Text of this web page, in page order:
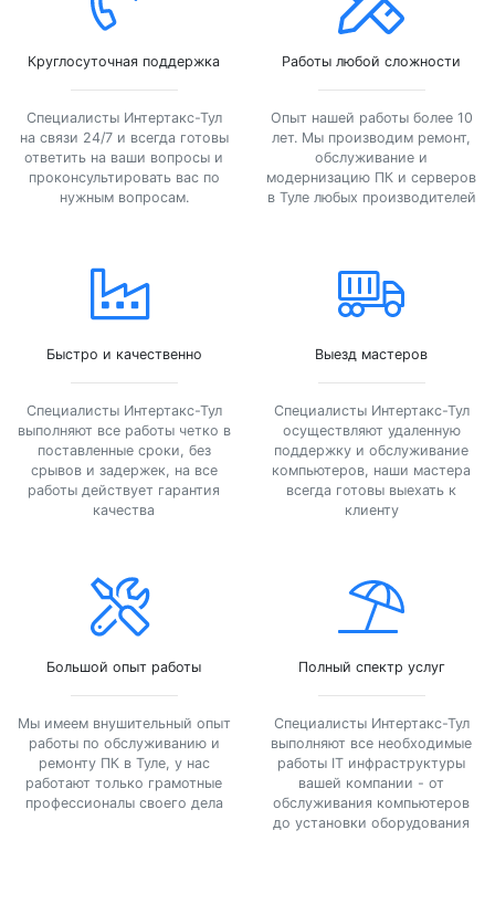
Круглосуточная поддержка
Специалисты Интертакс-Тул
на связи 24/7 и всегда готовы
ответить на ваши вопросы и
проконсультировать вас по
нужным вопросам.
Работы любой сложности
Опыт нашей работы более 10
лет. Мы производим ремонт,
обслуживание и
модернизацию ПК и серверов
в Туле любых производителей
Быстро и качественно
Специалисты Интертакс-Тул
выполняют все работы четко в
поставленные сроки, без
срывов и задержек, на все
работы действует гарантия
качества
Выезд мастеров
Специалисты Интертакс-Тул
осуществляют удаленную
поддержку и обслуживание
компьютеров, наши мастера
всегда готовы выехать к
клиенту
Большой опыт работы
Мы имеем внушительный опыт
работы по обслуживанию и
ремонту ПК в Туле, у нас
работают только грамотные
профессионалы своего дела
Полный спектр услуг
Специалисты Интертакс-Тул
выполняют все необходимые
работы IT инфраструктуры
вашей компании - от
обслуживания компьютеров
до установки оборудования